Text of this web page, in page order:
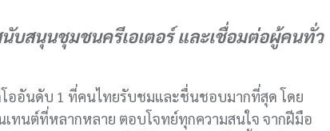
บสนุนชุมชนครีเอเตอร์ และเชื่อมต่อผู้คนทั่ว
ออันดับ 1 ที่คนไทยรับชมและชื่นชอบมากที่สุด โดย
ทนต์ที่หลากหลาย ตอบโจทย์ทุกความสนใจ จากฝีมือ